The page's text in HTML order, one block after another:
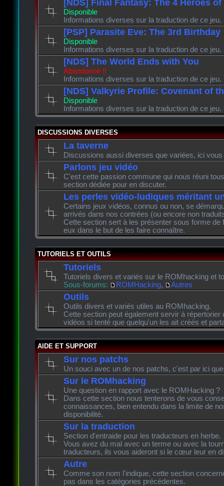
[NDS] Final Fantasy: The 4 Heroes
Disponible
Informations diverses sur la traduction de ce jeu.
[PSP] Parasite Eve: The 3rd Birthday
Disponible
Informations diverses sur la traduction de ce jeu.
[NDS] The World Ends with You
Abandonné !!
Informations diverses sur la traduction de ce jeu.
[NDS] Valkyrie Profile: Covenant of
Disponible
Informations diverses sur la traduction de ce jeu.
DISCUSSIONS DIVERSES
La taverne
Discussions aussi diverses que variées, ici
Parlons jeu vidéo
C'est cette passion commune qui nous réuni
section dédiée pour en discuter.
Les perles vidéo-ludiques méritant
Certains jeux vidéos, connus ou non, se
arrivés dans nos contrées (ou encore non
Cette section sert à les présenter sous forme de
eux dans le but de les faire connaître.
TUTORIELS ET OUTILS
Tutoriels
Tutoriels divers et variés sur le ROMhacking et
Sous-forums:
ROMHacking, Autres
Outils
Outils divers et variés utiles au ROMhacking.
Cette section peut également servir à
vidéos si tenté que quelqu'un les ait créés et
AIDE ET SUPPORT
Sur nos patchs
Un souci avec un de nos patchs, c'est par ici
Sur le ROMhacking
Une question en rapport avec le ROMHacking ?
Dans cette section nous tenterons de vous
connaissances, bien entendu dans la limite de
disponibilité.
Sur la traduction
Section d'entraide pour les traducteurs en herbe.
Vous avez du mal avec un terme ou avec la
traducteurs, ils vous aideront si le cœur leur en
Autre
Comme son nom l'indique, cette section
pas dans les catégories précédentes.